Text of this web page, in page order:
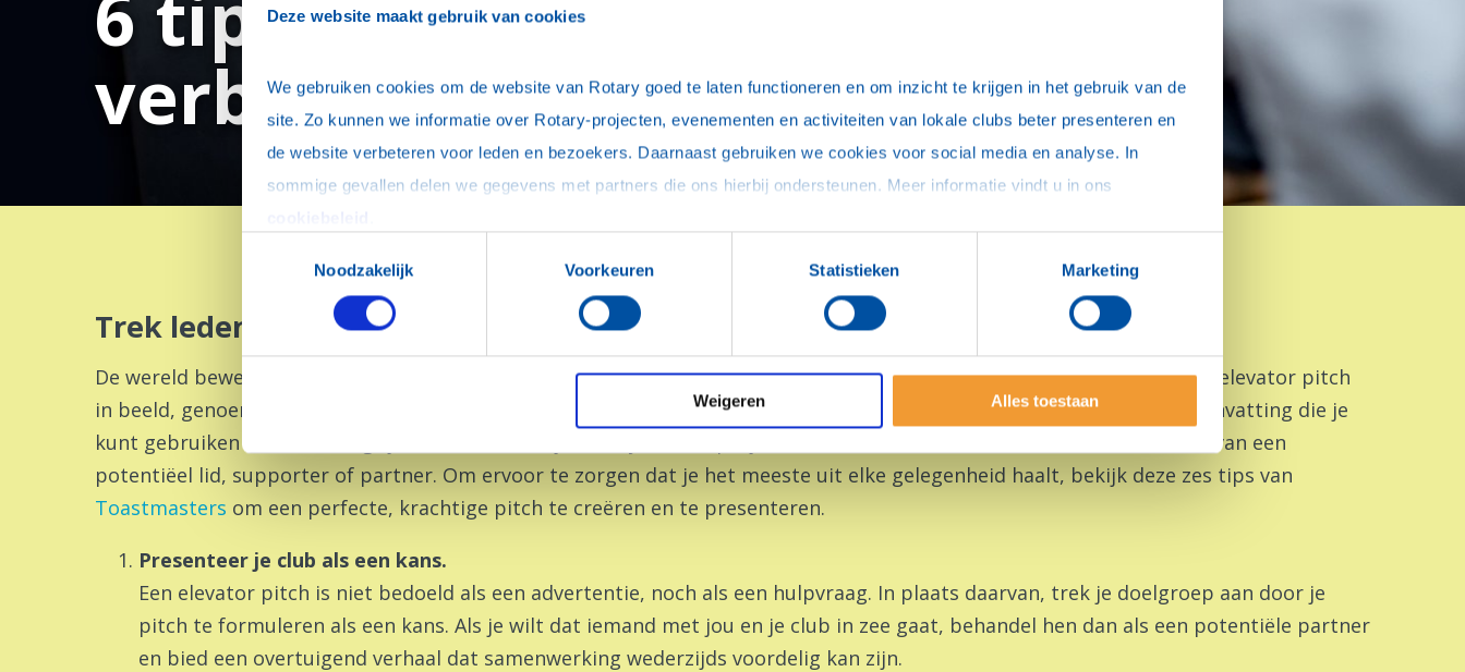
Deze website maakt gebruik van cookies
We gebruiken cookies om de website van Rotary goed te laten functioneren en om inzicht te krijgen in het gebruik van de
site. Zo kunnen we informatie over Rotary-projecten, evenementen en activiteiten van lokale clubs beter presenteren en
de website verbeteren voor leden en bezoekers. Daarnaast gebruiken we cookies voor social media en analyse. In
Noodzakelijk
Voorkeuren Statistieken Marketing
Weigeren Alles toestaan
verbeteren
Trek leden en belangstellenden aan met een 60-seconden speech
De wereld beweegt snel en je hebt misschien minder dan 60 seconden om een blijvende indruk te maken. Hier komt de elevator pitch
in beeld, genoemd naar de korte tijd die nodig is om tussen verdiepingen te reizen. Het is een korte en krachtige samenvatting die je
kunt gebruiken om de belangrijkste details over je Rotary-club of project te communiceren en de aandacht te trekken van een
potentiëel lid, supporter of partner. Om ervoor te zorgen dat je het meeste uit elke gelegenheid haalt, bekijk deze zes tips van
Toastmasters om een perfecte, krachtige pitch te creëren en te presenteren.
Presenteer je club als een kans.
Een elevator pitch is niet bedoeld als een advertentie, noch als een hulpvraag. In plaats daarvan, trek je doelgroep aan door je
pitch te formuleren als een kans. Als je wilt dat iemand met jou en je club in zee gaat, behandel hen dan als een potentiële partner
en bied een overtuigend verhaal dat samenwerking wederzijds voordelig kan zijn.